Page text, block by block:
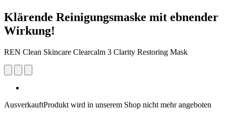
Klärende Reinigungsmaske mit ebnender
Wirkung!
REN Clean Skincare Clearcalm 3 Clarity Restoring Mask
AusverkauftProdukt wird in unserem Shop nicht mehr angeboten